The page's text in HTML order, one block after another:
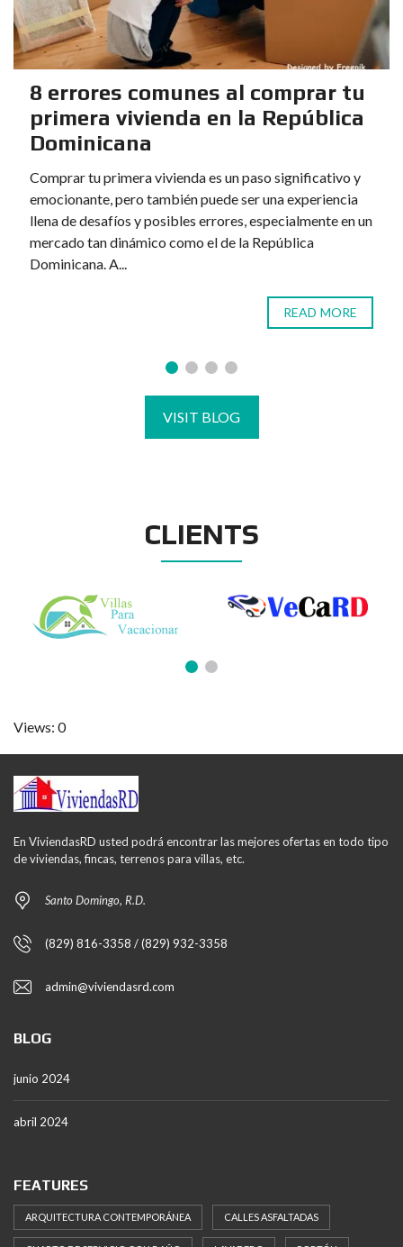
8 errores comunes al comprar tu
primera vivienda en la República
Dominicana
Comprar tu primera vivienda es un paso significativo y
emocionante, pero también puede ser una experiencia
llena de desafíos y posibles errores, especialmente en un
mercado tan dinámico como el de la República
Dominicana. A...
READ MORE
VISIT BLOG
CLIENTS
Views: 0
En ViviendasRD usted podrá encontrar las mejores ofertas en todo tipo
de viviendas, fincas, terrenos para villas, etc.
Santo Domingo, R.D.
(829) 816-3358 / (829) 932-3358
admin@viviendasrd.com
BLOG
junio 2024
abril 2024
FEATURES
ARQUITECTURA CONTEMPORÁNEA CALLES ASFALTADAS